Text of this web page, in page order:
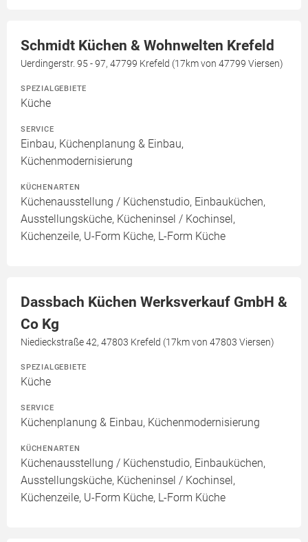
Schmidt Küchen & Wohnwelten Krefeld
Uerdingerstr. 95 - 97, 47799 Krefeld (17km von 47799 Viersen)
SPEZIALGEBIETE
Küche
SERVICE
Einbau, Küchenplanung & Einbau,
Küchenmodernisierung
KÜCHENARTEN
Küchenausstellung / Küchenstudio, Einbauküchen,
Ausstellungsküche, Kücheninsel / Kochinsel,
Küchenzeile, U-Form Küche, L-Form Küche
Dassbach Küchen Werksverkauf GmbH &
Co Kg
Niedieckstraße 42, 47803 Krefeld (17km von 47803 Viersen)
SPEZIALGEBIETE
Küche
SERVICE
Küchenplanung & Einbau, Küchenmodernisierung
KÜCHENARTEN
Küchenausstellung / Küchenstudio, Einbauküchen,
Ausstellungsküche, Kücheninsel / Kochinsel,
Küchenzeile, U-Form Küche, L-Form Küche